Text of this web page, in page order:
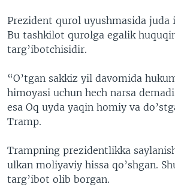
​Prezident qurol uyushmasida
Bu tashkilot qurolga egalik
targ’ibotchisidir.
“O’tgan sakkiz yil davomida
himoyasi uchun hech narsa
esa Oq uyda yaqin homiy va
Tramp.
Trampning prezidentlikka
ulkan moliyaviy hissa qo’shgan.
targ’ibot olib borgan.